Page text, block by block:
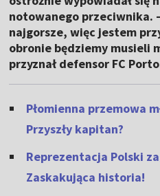
notowanego przeciwnika.
najgorsze, więc jestem
obronie będziemy musieli
przyznał defensor FC
Płomienna przemowa
Przyszły kapitan?
Reprezentacja Polski
Zaskakująca historia!